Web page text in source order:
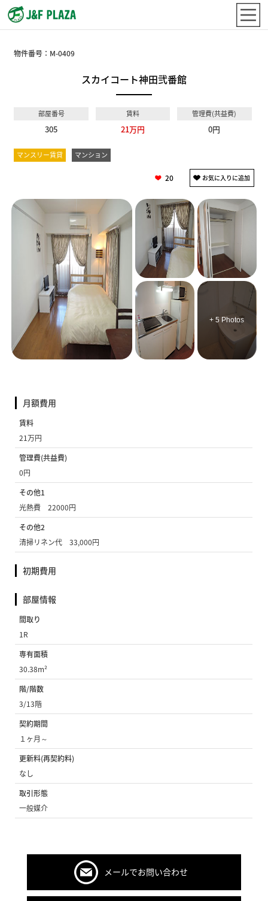
物件番号： M-0409
スカイコート神田弐番館
部屋番号
305
賃料
21万円
管理費(共益費)
0円
マンスリー賃貸 マンション
20
+ 5 Photos
月額費用
賃料
21万円
管理費(共益費)
0円
その他1
光熱費 22000円
その他2
清掃リネン代 33,000円
初期費用
部屋情報
間取り
1R
専有面積
30.38m²
階/階数
3/13階
契約期間
１ヶ月～
更新料(再契約料)
なし
取引形態
一般媒介
メールでお問い合わせ